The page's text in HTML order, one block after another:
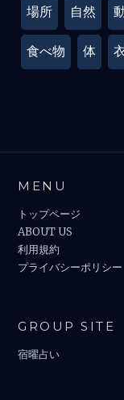
場所 自然
食べ物 体
MENU
トップページ
ABOUT US
利用規約
プライバシーポリシー
GROUP SITE
宿曜占い